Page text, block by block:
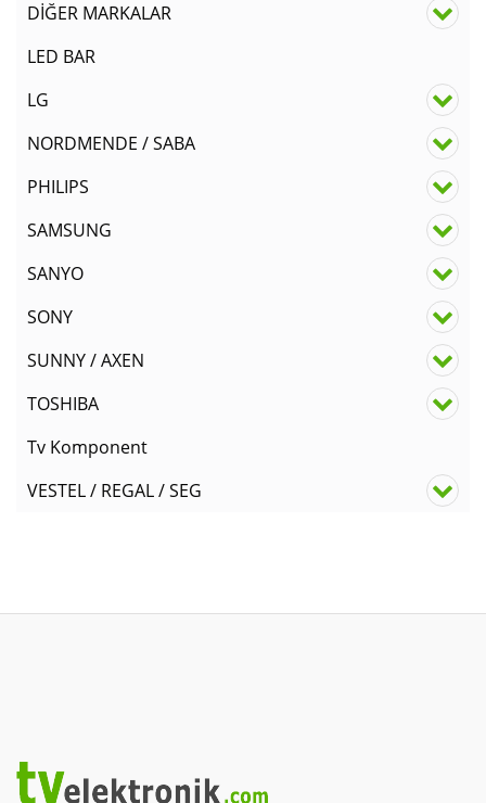
DİĞER MARKALAR
LED BAR
LG
NORDMENDE / SABA
PHILIPS
SAMSUNG
SANYO
SONY
SUNNY / AXEN
TOSHIBA
Tv Komponent
VESTEL / REGAL / SEG